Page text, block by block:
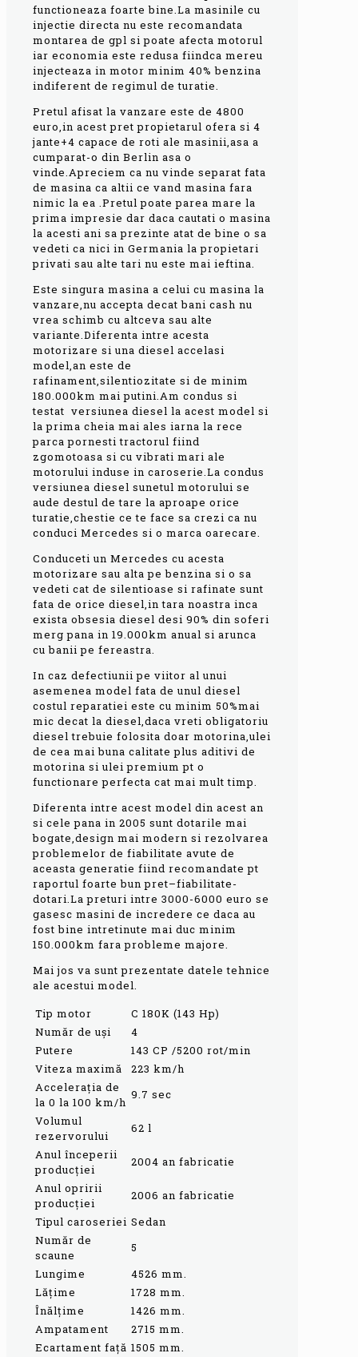
functioneaza foarte bine.La masinile cu
injectie directa nu este recomandata
montarea de gpl si poate afecta motorul
iar economia este redusa fiindca mereu
injecteaza in motor minim 40% benzina
indiferent de regimul de turatie.
Pretul afisat la vanzare este de 4800
euro,in acest pret propietarul ofera si 4
jante+4 capace de roti ale masinii,asa a
cumparat-o din Berlin asa o
vinde.Apreciem ca nu vinde separat fata
de masina ca altii ce vand masina fara
nimic la ea .Pretul poate parea mare la
prima impresie dar daca cautati o masina
la acesti ani sa prezinte atat de bine o sa
vedeti ca nici in Germania la propietari
privati sau alte tari nu este mai ieftina.
Este singura masina a celui cu masina la
vanzare,nu accepta decat bani cash nu
vrea schimb cu altceva sau alte
variante.Diferenta intre acesta
motorizare si una diesel accelasi
model,an este de
rafinament,silentiozitate si de minim
180.000km mai putini.Am condus si
testat versiunea diesel la acest model si
la prima cheia mai ales iarna la rece
parca pornesti tractorul fiind
zgomotoasa si cu vibrati mari ale
motorului induse in caroserie.La condus
versiunea diesel sunetul motorului se
aude destul de tare la aproape orice
turatie,chestie ce te face sa crezi ca nu
conduci Mercedes si o marca oarecare.
Conduceti un Mercedes cu acesta
motorizare sau alta pe benzina si o sa
vedeti cat de silentioase si rafinate sunt
fata de orice diesel,in tara noastra inca
exista obsesia diesel desi 90% din soferi
merg pana in 19.000km anual si arunca
cu banii pe fereastra.
In caz defectiunii pe viitor al unui
asemenea model fata de unul diesel
costul reparatiei este cu minim 50%mai
mic decat la diesel,daca vreti obligatoriu
diesel trebuie folosita doar motorina,ulei
de cea mai buna calitate plus aditivi de
motorina si ulei premium pt o
functionare perfecta cat mai mult timp.
Diferenta intre acest model din acest an
si cele pana in 2005 sunt dotarile mai
bogate,design mai modern si rezolvarea
problemelor de fiabilitate avute de
aceasta generatie fiind recomandate pt
raportul foarte bun pret–fiabilitate-
dotari.La preturi intre 3000-6000 euro se
gasesc masini de incredere ce daca au
fost bine intretinute mai duc minim
150.000km fara probleme majore.
Mai jos va sunt prezentate datele tehnice
ale acestui model.
Tip motor
C 180K (143 Hp)
Număr de uşi
4
Putere
143 CP /5200 rot/min
Viteza maximă
223 km/h
Acceleraţia de
la 0 la 100 km/h
9.7 sec
Volumul
rezervorului
62 l
Anul începerii
producţiei
2004 an fabricatie
Anul opririi
producţiei
2006 an fabricatie
Tipul caroseriei Sedan
Număr de
scaune
5
Lungime
4526 mm.
Lăţime
1728 mm.
Înălţime
1426 mm.
Ampatament
2715 mm.
Ecartament faţă 1505 mm.